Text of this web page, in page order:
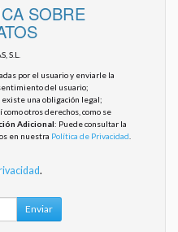
SOBRE
S.L.
por el usuario y enviarle la
del usuario;
existe una obligación legal;
otros derechos, como se
Adicional: Puede consultar la
en nuestra Política de Privacidad
.
Enviar